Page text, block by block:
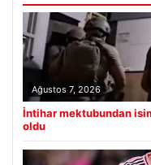
Ağustos 7, 2026
İntihar mektubundan
oldu